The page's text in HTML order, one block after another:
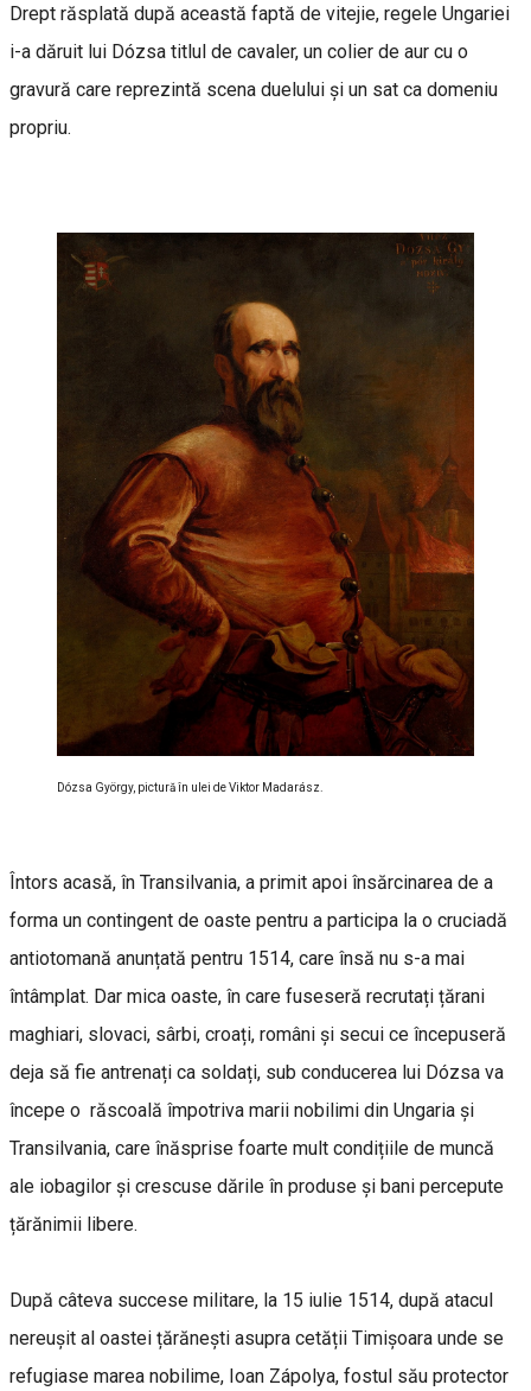
Drept răsplată după această faptă de vitejie, regele Ungariei
i-a dăruit lui Dózsa titlul de cavaler, un colier de aur cu o
gravură care reprezintă scena duelului și un sat ca domeniu
propriu.
Dózsa György, pictură în ulei de Viktor Madarász.
Întors acasă, în Transilvania, a primit apoi însărcinarea de a
forma un contingent de oaste pentru a participa la o cruciadă
antiotomană anunțată pentru 1514, care însă nu s-a mai
întâmplat. Dar mica oaste, în care fuseseră recrutați țărani
maghiari, slovaci, sârbi, croați, români și secui ce începuseră
deja să fie antrenați ca soldați, sub conducerea lui Dózsa va
începe o răscoală împotriva marii nobilimi din Ungaria și
Transilvania, care înăsprise foarte mult condițiile de muncă
ale iobagilor și crescuse dările în produse și bani percepute
țărănimii libere.
După câteva succese militare, la 15 iulie 1514, după atacul
nereușit al oastei țărănești asupra cetății Timișoara unde se
refugiase marea nobilime, Ioan Zápolya, fostul său protector